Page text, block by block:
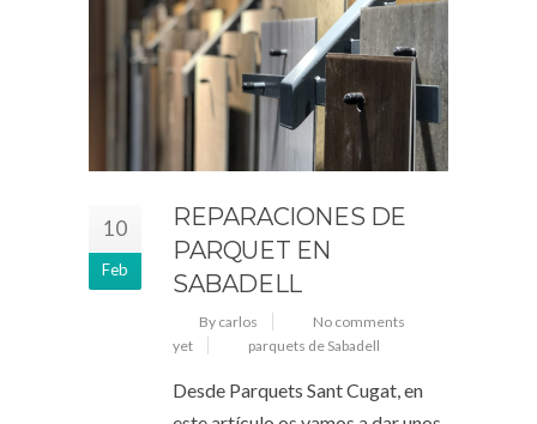
10
Feb
REPARACIONES DE
PARQUET EN
SABADELL
By carlos
No comments
yet
parquets de Sabadell
Desde Parquets Sant Cugat, en